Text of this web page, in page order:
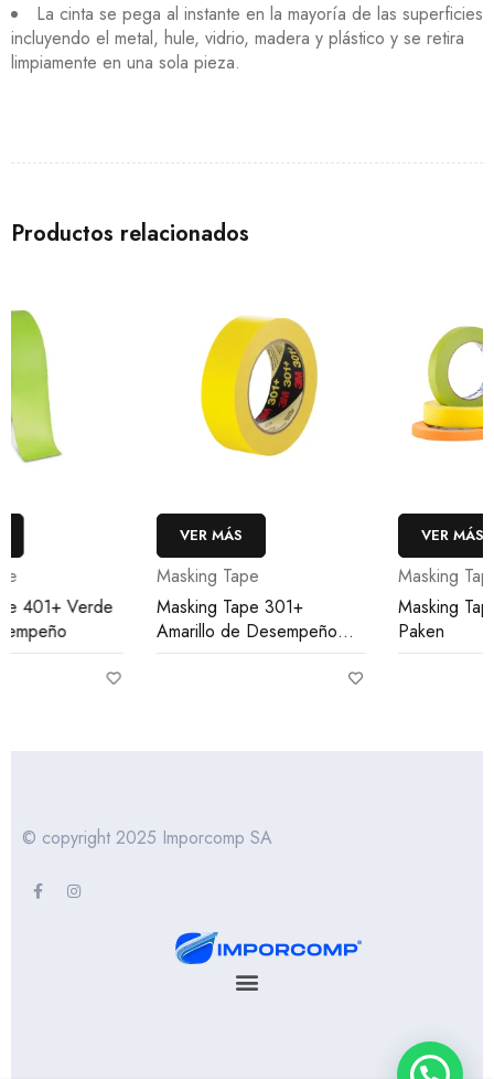
La cinta se pega al instante en la mayoría de las superficies
incluyendo el metal, hule, vidrio, madera y plástico y se retira
limpiamente en una sola pieza.
Productos relacionados
Masking Tape 301+
Amarillo de Desempeño
Industrial
Masking Tape Automotriz
Paken
© copyright 2025 Imporcomp SA